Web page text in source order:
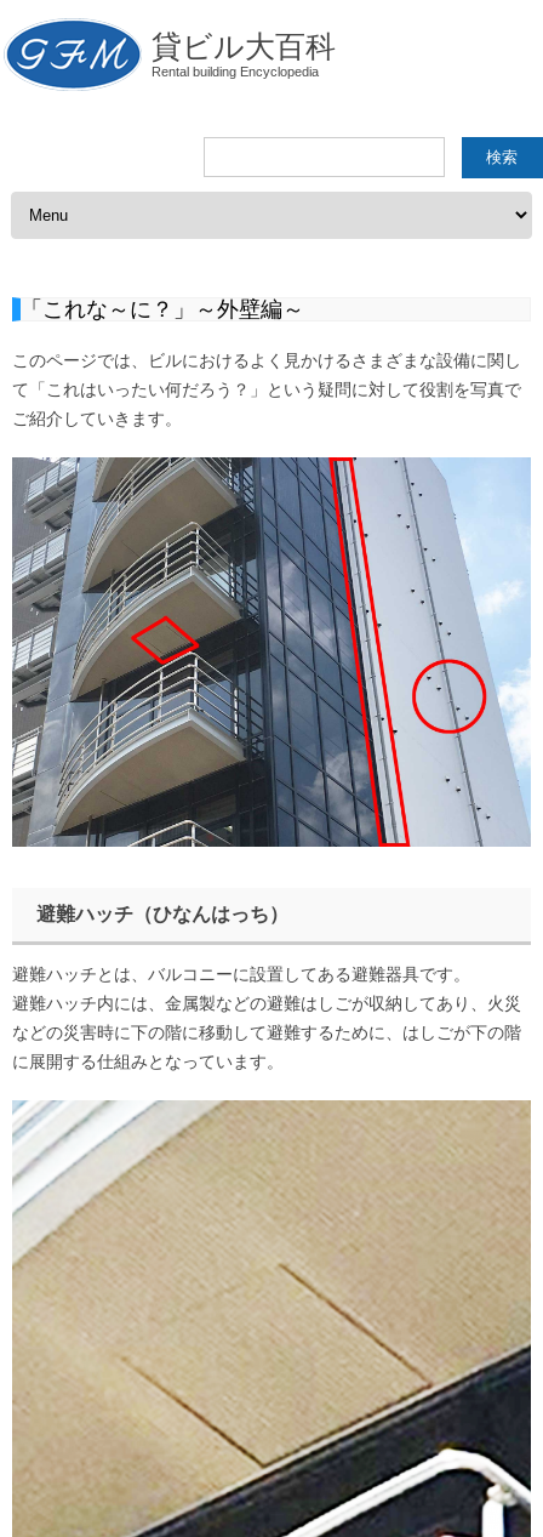
貸ビル大百科
Rental building Encyclopedia
検
コンテンツへスキップ
「これな～に？」～外壁編～
このページでは、ビルにおけるよく見かけるさまざまな設備に関し
て「これはいったい何だろう？」という疑問に対して役割を写真で
ご紹介していきます。
避難ハッチ（ひなんはっち）
避難ハッチとは、バルコニーに設置してある避難器具です。
避難ハッチ内には、金属製などの避難はしごが収納してあり、火災
などの災害時に下の階に移動して避難するために、はしごが下の階
に展開する仕組みとなっています。